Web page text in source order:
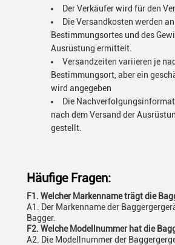
Der Verkäufer wird für den
Die Versandkosten werden
Bestimmungsortes und des
Ausrüstung ermittelt.
Versandzeiten variieren je
Bestimmungsort, aber ein
wird angegeben
Die
nach dem Versand der
gestellt.
Häufige Fragen:
F1. Welcher Markenname trägt die
A1. Der Markenname der
Bagger.
F2. Welche Modellnummer hat die
A2. Die Modellnummer der